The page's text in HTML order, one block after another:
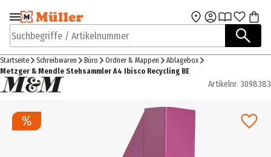
Zur Navigation
springen
Zum Hauptinhalt
Suchbegriffe / Artikelnummer
Startseite Schreibwaren Büro Ordner & Mappen
Ablagebox
Metzger & Mendle Stehsammler A4 Ibisco Recycling BE
Artikelnr. 3098383